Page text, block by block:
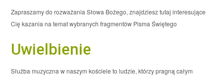
Zapraszamy do rozważania Słowa Bożego, znajdziesz tutaj interesujące
Cię kazania na temat wybranych fragmentów Pisma Świętego
Uwielbienie
Służba muzyczna w naszym kościele to ludzie, którzy pragną całym